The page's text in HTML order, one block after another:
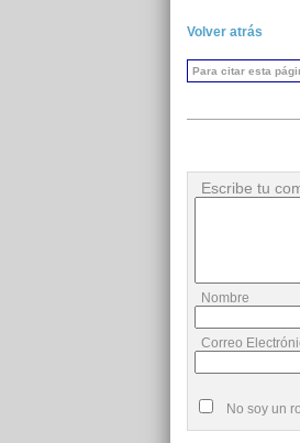
Volver atrás
Para citar esta
Escribe tu
Nombre
Correo
No soy un